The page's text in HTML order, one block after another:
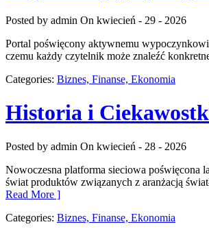
Posted by admin On kwiecień - 29 - 2026
Portal poświęcony aktywnemu
czemu każdy czytelnik może znaleźć
Categories: Biznes, Finanse, Ekonomia
Historia i
Posted by admin On kwiecień - 28 - 2026
Nowoczesna platforma sieciowa poświęcona
świat produktów związanych z aranżacją
Read More ]
Categories: Biznes, Finanse, Ekonomia